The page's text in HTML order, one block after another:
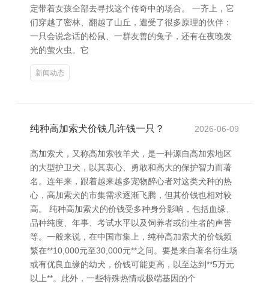
定带着女孩全部去寻找这个传奇中的场合。 一齐上，它
们穿越了密林、翻越了山丘，遭受了很多原理的伙伴：
一只会说念话的松鼠、一群友善的兔子，还有在夜晚发
光的萤火虫。它
新闻动态
纯种高加索犬价钱几许钱一只？ 2026-06-09
高加索犬，又称高加索牧羊犬，是一种源自高加索地区
的大型护卫犬，以其衷心、勇敢和高大的保护智力而著
名。连年来，跟着越来越多宠物醉心者对这类犬种的热
心，高加索犬的市集需求逐渐飞腾，但其价钱也相对较
高。 纯种高加索犬的价钱受多种身分影响，包括血缘、
品种纯度、年事、考试水平以及饲养者或衍生者的声誉
等。一般来说，在中国市集上，纯种高加索犬的价钱频
繁在**10,000元至30,000元**之间。要是来自著名衍生场
或有优良血缘的幼犬，价钱可能更高，以至达到**5万元
以上**。此外，一些特殊热情或极端基因的个